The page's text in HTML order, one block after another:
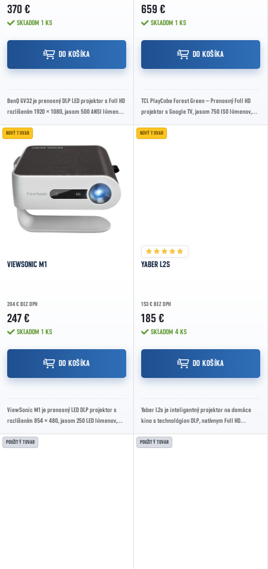
370 €
SKLADOM 1 KS
DO KOŠÍKA
BenQ GV32 je prenosný DLP LED projektor s Full HD
rozlíšením 1920 × 1080, jasom 500 ANSI lúmenov,
659 €
SKLADOM 1 KS
DO KOŠÍKA
TCL PlayCube Forest Green – Prenosný Full HD
projektor s Google TV, jasom 750 ISO lúmenov,
NOVÝ TOVAR
VIEWSONIC M1
204 € BEZ DPH
247 €
SKLADOM 1 KS
DO KOŠÍKA
ViewSonic M1 je prenosný LED DLP projektor s
rozlíšením 854 × 480, jasom 250 LED lúmenov,
NOVÝ TOVAR
YABER L2S
153 € BEZ DPH
185 €
SKLADOM 4 KS
DO KOŠÍKA
Yaber L2s je inteligentný projektor na domáce
kino s technológiou DLP, natívnym Full HD
POUŽITÝ TOVAR POUŽITÝ TOVAR